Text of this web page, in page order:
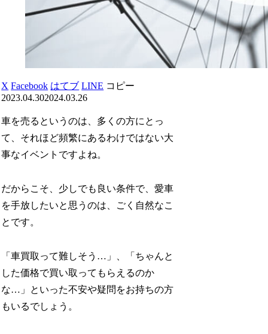
X Facebook はてブ LINE コピー
2023.04.302024.03.26
車を売るというのは、多くの方にとっ
て、それほど頻繁にあるわけではない大
事なイベントですよね。
だからこそ、少しでも良い条件で、愛車
を手放したいと思うのは、ごく自然なこ
とです。
「車買取って難しそう…」、「ちゃんと
した価格で買い取ってもらえるのか
な…」といった不安や疑問をお持ちの方
もいるでしょう。